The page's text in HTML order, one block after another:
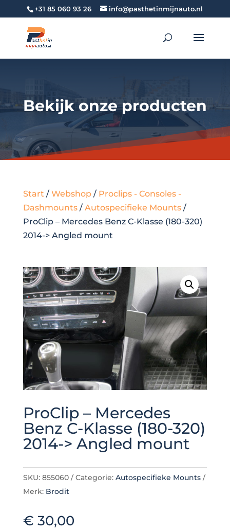
+31 85 060 93 26 info@pasthetinmijnauto.nl
Bekijk onze producten
Start / Webshop/ Proclips - Consoles -
Dashmounts/ Autospecifieke Mounts/
ProClip – Mercedes Benz C-Klasse (180-320)
2014-> Angled mount
ProClip – Mercedes
Benz C-Klasse (180-320)
2014-> Angled mount
SKU: 855060 Categorie: Autospecifieke Mounts
Merk: Brodit
€ 30,00